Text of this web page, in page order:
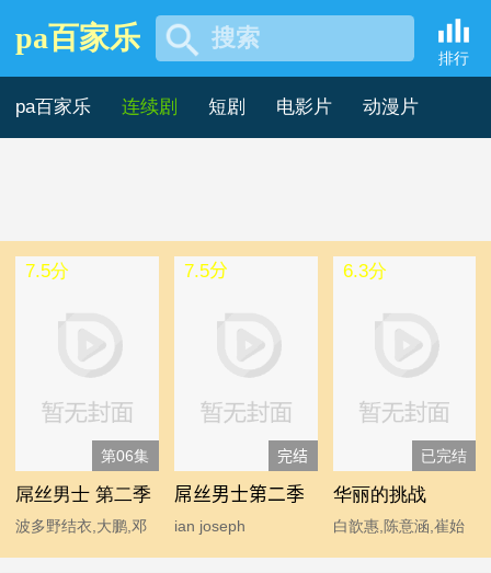
2027年欧美剧 -pa百家乐
pa百家乐 搜索
排行
pa百家乐 连续剧 短剧 电影片 动漫片
第06集
7.5分
屌丝男士 第二季
波多野结衣,大鹏,邓
超,宫睿,韩寒,贾玲,姜
完结
7.5分
屌丝男士第二季
ian joseph
somerhalder,mc石
已完结
6.3分
华丽的挑战
白歆惠,陈意涵,崔始
源,金勤,李东海,许玮